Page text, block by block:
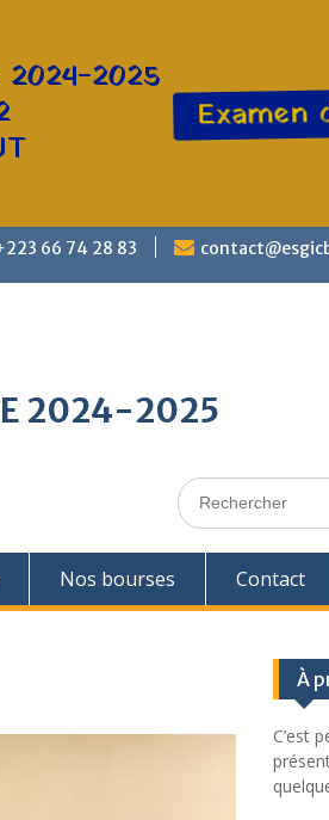
66 74 28 83
2024-2025
Nos bourses Contact
À
C’est
2025
Examen